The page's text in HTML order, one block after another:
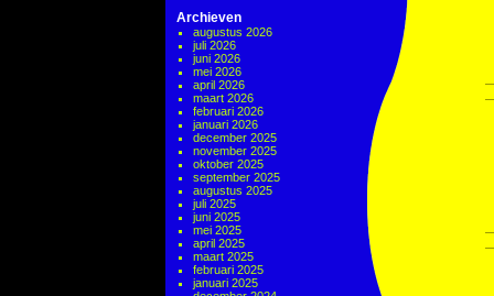
Archieven
augustus 2026
juli 2026
juni 2026
mei 2026
april 2026
maart 2026
februari 2026
januari 2026
december 2025
november 2025
oktober 2025
september 2025
augustus 2025
juli 2025
juni 2025
mei 2025
april 2025
maart 2025
februari 2025
januari 2025